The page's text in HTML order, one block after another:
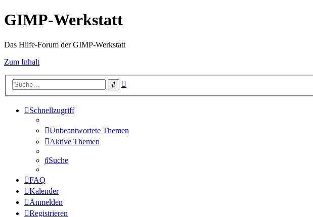
GIMP-Werkstatt
Das Hilfe-Forum der GIMP-Werkstatt
Zum Inhalt
Suche
Schnellzugriff
Unbeantwortete Themen
Aktive Themen
Suche
FAQ
Kalender
Anmelden
Registrieren